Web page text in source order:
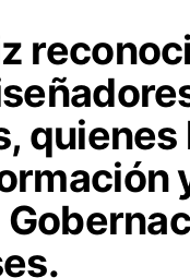
quienes